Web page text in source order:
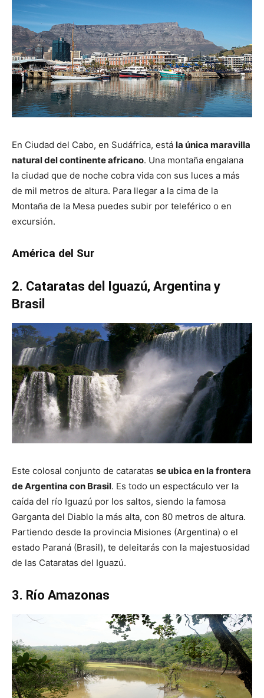
En Ciudad del Cabo, en Sudáfrica, está la única maravilla
natural del continente africano. Una montaña engalana
la ciudad que de noche cobra vida con sus luces a más
de mil metros de altura. Para llegar a la cima de la
Montaña de la Mesa puedes subir por teleférico o en
excursión.
América del Sur
2. Cataratas del Iguazú, Argentina y
Brasil
Este colosal conjunto de cataratas se ubica en la frontera
de Argentina con Brasil. Es todo un espectáculo ver la
caída del río Iguazú por los saltos, siendo la famosa
Garganta del Diablo la más alta, con 80 metros de altura.
Partiendo desde la provincia Misiones (Argentina) o el
estado Paraná (Brasil), te deleitarás con la majestuosidad
de las Cataratas del Iguazú.
3. Río Amazonas